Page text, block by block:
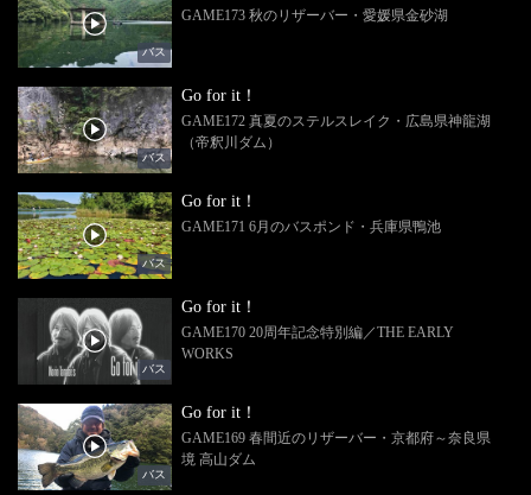
バス
GAME173 秋のリザーバー・愛媛県金砂湖
バス
Go for it！
GAME172 真夏のステルスレイク・広島県神龍湖
（帝釈川ダム）
バス
Go for it！
GAME171 6月のバスポンド・兵庫県鴨池
バス
Go for it！
GAME170 20周年記念特別編／THE EARLY
WORKS
バス
Go for it！
GAME169 春間近のリザーバー・京都府～奈良県
境 高山ダム